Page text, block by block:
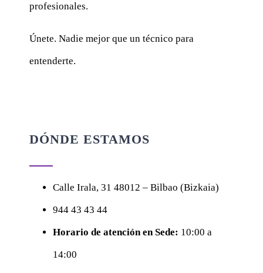
profesionales.
Únete. Nadie mejor que un técnico para
entenderte.
DÓNDE ESTAMOS
Calle Irala, 31 48012 – Bilbao (Bizkaia)
944 43 43 44
Horario de atención en Sede: 10:00 a
14:00